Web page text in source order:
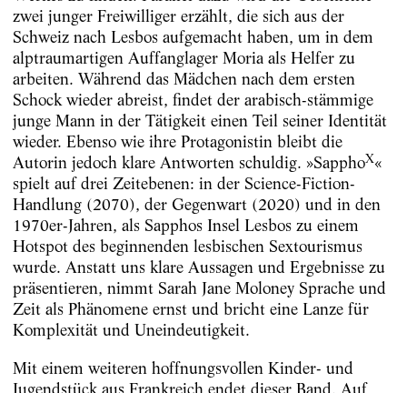
zwei junger Freiwilliger erzählt, die sich aus der
Schweiz nach Lesbos aufgemacht haben, um in dem
alptraumartigen Auffanglager Moria als Helfer zu
arbeiten. Während das Mädchen nach dem ersten
Schock wieder abreist, findet der arabisch-stämmige
junge Mann in der Tätigkeit einen Teil seiner Identität
wieder. Ebenso wie ihre Protagonistin bleibt die
Autorin jedoch klare Antworten schuldig. »SapphoX«
spielt auf drei Zeitebenen: in der Science-Fiction-
Handlung (2070), der Gegenwart (2020) und in den
1970er-Jahren, als Sapphos Insel Lesbos zu einem
Hotspot des beginnenden lesbischen Sextourismus
wurde. Anstatt uns klare Aussagen und Ergebnisse zu
präsentieren, nimmt Sarah Jane Moloney Sprache und
Zeit als Phänomene ernst und bricht eine Lanze für
Komplexität und Uneindeutigkeit.
Mit einem weiteren hoffnungsvollen Kinder- und
Jugendstück aus Frankreich endet dieser Band. Auf